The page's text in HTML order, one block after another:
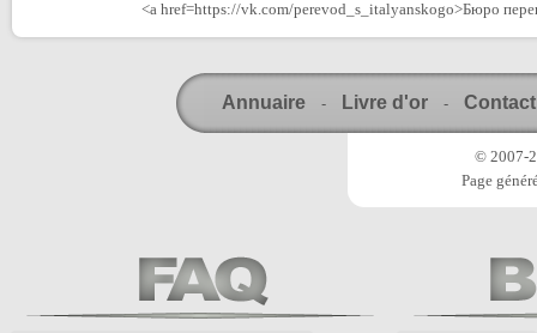
<a href=https://vk.com/perevod_s_italyanskogo>Бюро
Annuaire - Livre d'or - Contact
© 2007-
Page